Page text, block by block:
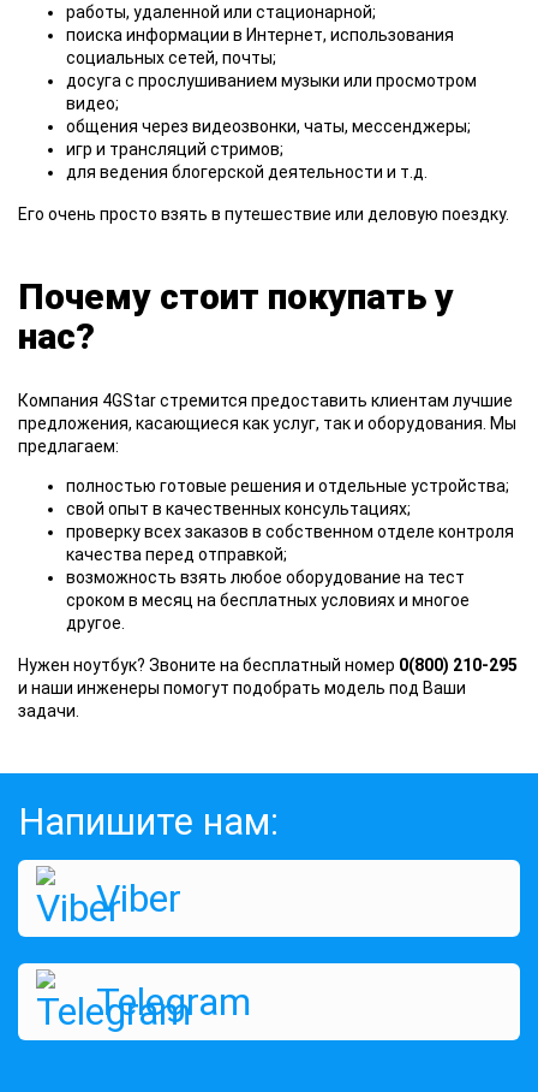
работы, удаленной или стационарной;
поиска информации в Интернет, использования
социальных сетей, почты;
досуга с прослушиванием музыки или просмотром
видео;
общения через видеозвонки, чаты, мессенджеры;
игр и трансляций стримов;
для ведения блогерской деятельности и т.д.
Его очень просто взять в путешествие или деловую поездку.
Почему стоит покупать у
нас?
Компания 4GStar стремится предоставить клиентам лучшие
предложения, касающиеся как услуг, так и оборудования. Мы
предлагаем:
полностью готовые решения и отдельные устройства;
свой опыт в качественных консультациях;
проверку всех заказов в собственном отделе контроля
качества перед отправкой;
возможность взять любое оборудование на тест
сроком в месяц на бесплатных условиях и многое
другое.
Нужен ноутбук? Звоните на бесплатный номер 0(800) 210-295
и наши инженеры помогут подобрать модель под Ваши
задачи.
Напишите нам:
Viber
Telegram